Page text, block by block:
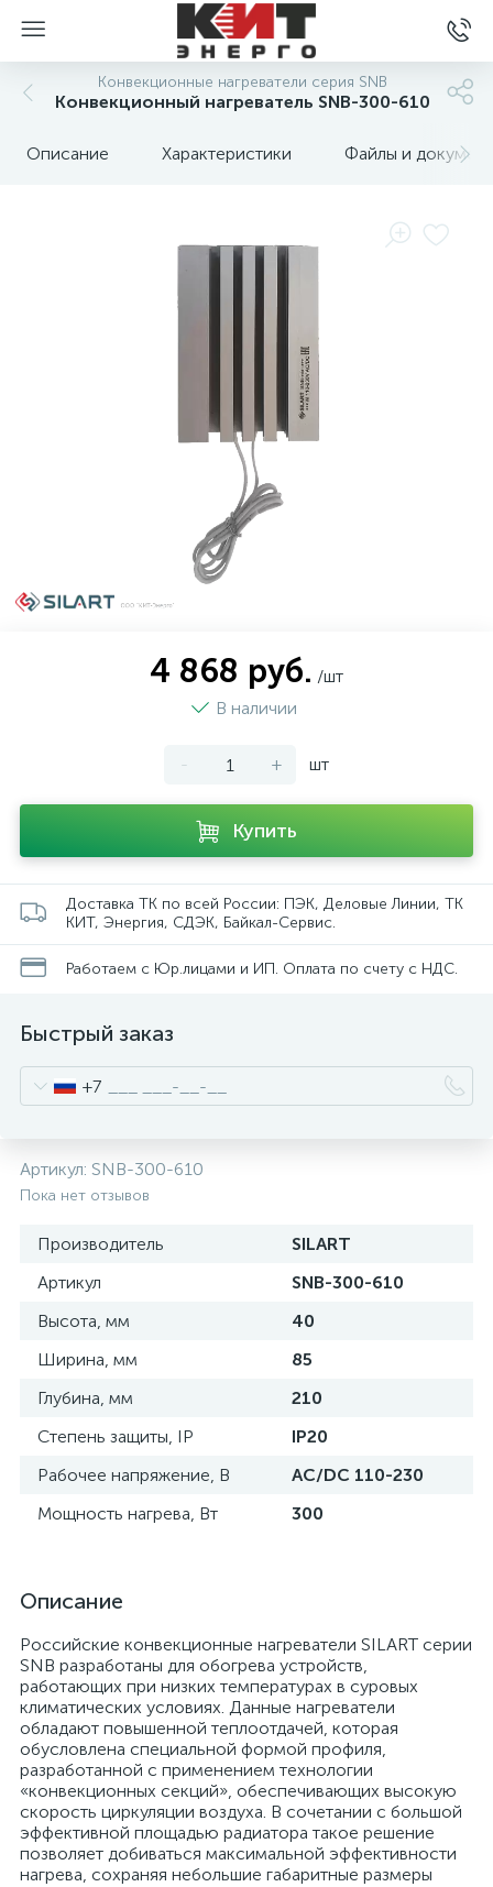
Конвекционные нагреватели серия SNB
Конвекционный нагреватель SNB-300-610
Описание Характеристики Файлы и
4 868 руб. /шт
В наличии
- + шт
Купить
Доставка ТК по всей России: ПЭК, Деловые Линии, ТК
КИТ, Энергия, СДЭК, Байкал-Сервис.
Работаем с Юр.лицами и ИП. Оплата по счету с НДС.
Быстрый заказ
+7
Артикул: SNB-300-610
Пока нет отзывов
Производитель
SILART
Артикул
SNB-300-610
Высота, мм
40
Ширина, мм
85
Глубина, мм
210
Степень защиты, IP
IP20
Рабочее напряжение, В
AC/DC 110-230
Мощность нагрева, Вт
300
Описание
Российские конвекционные нагреватели SILART серии
SNB разработаны для обогрева устройств,
работающих при низких температурах в суровых
климатических условиях. Данные нагреватели
обладают повышенной теплоотдачей, которая
обусловлена специальной формой профиля,
разработанной с применением технологии
«конвекционных секций», обеспечивающих высокую
скорость циркуляции воздуха. В сочетании с большой
эффективной площадью радиатора такое решение
позволяет добиваться максимальной эффективности
нагрева, сохраняя небольшие габаритные размеры